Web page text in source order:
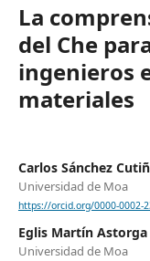
La
del Che
ingenieros
materiales
Carlos Sánchez
Universidad de Moa
https://orcid.org/0000-0002-
Eglis Martín Astorga
Universidad de Moa